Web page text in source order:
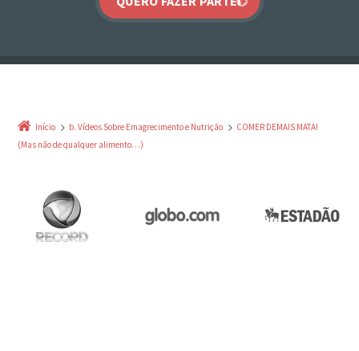
Início b. Vídeos Sobre Emagrecimento e Nutrição
COMER DEMAIS MATA!
(Mas não de qualquer alimento…)